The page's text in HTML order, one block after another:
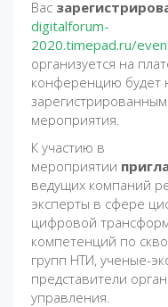
Вас
digitalforum-
2020.timepad.ru/
организуется на
конференцию будет
мероприятия.
К участию в
мероприятии
ведущих компаний
эксперты в сфере
цифровой
компетенций по
групп НТИ, ученые-
представители
управления.